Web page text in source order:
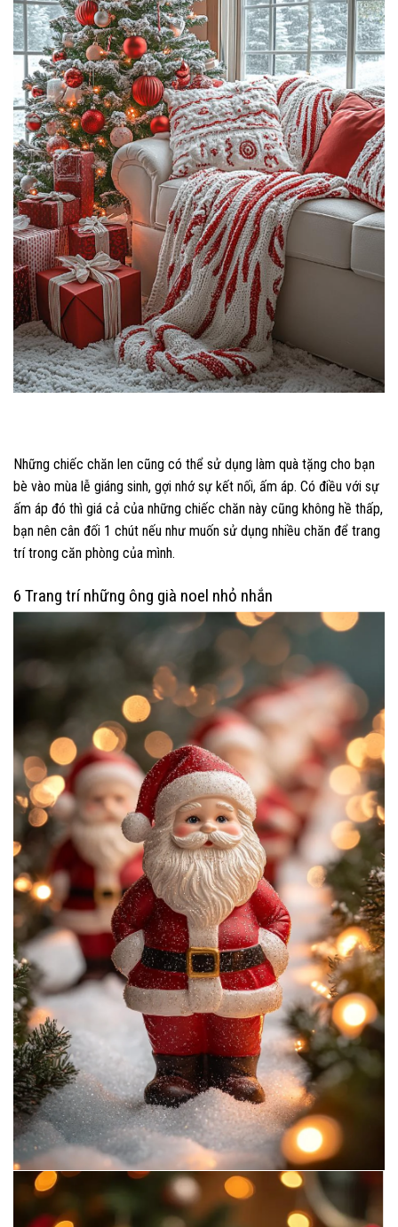
Những chiếc chăn len cũng có thể sử dụng làm quà tặng cho bạn
bè vào mùa lễ giáng sinh, gợi nhớ sự kết nối, ấm áp. Có điều với sự
ấm áp đó thì giá cả của những chiếc chăn này cũng không hề thấp,
bạn nên cân đối 1 chút nếu như muốn sử dụng nhiều chăn để trang
trí trong căn phòng của mình.
6 Trang trí những ông già noel nhỏ nhắn